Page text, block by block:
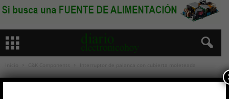
C&K Components Interruptor de palanca con cubierta moleteada